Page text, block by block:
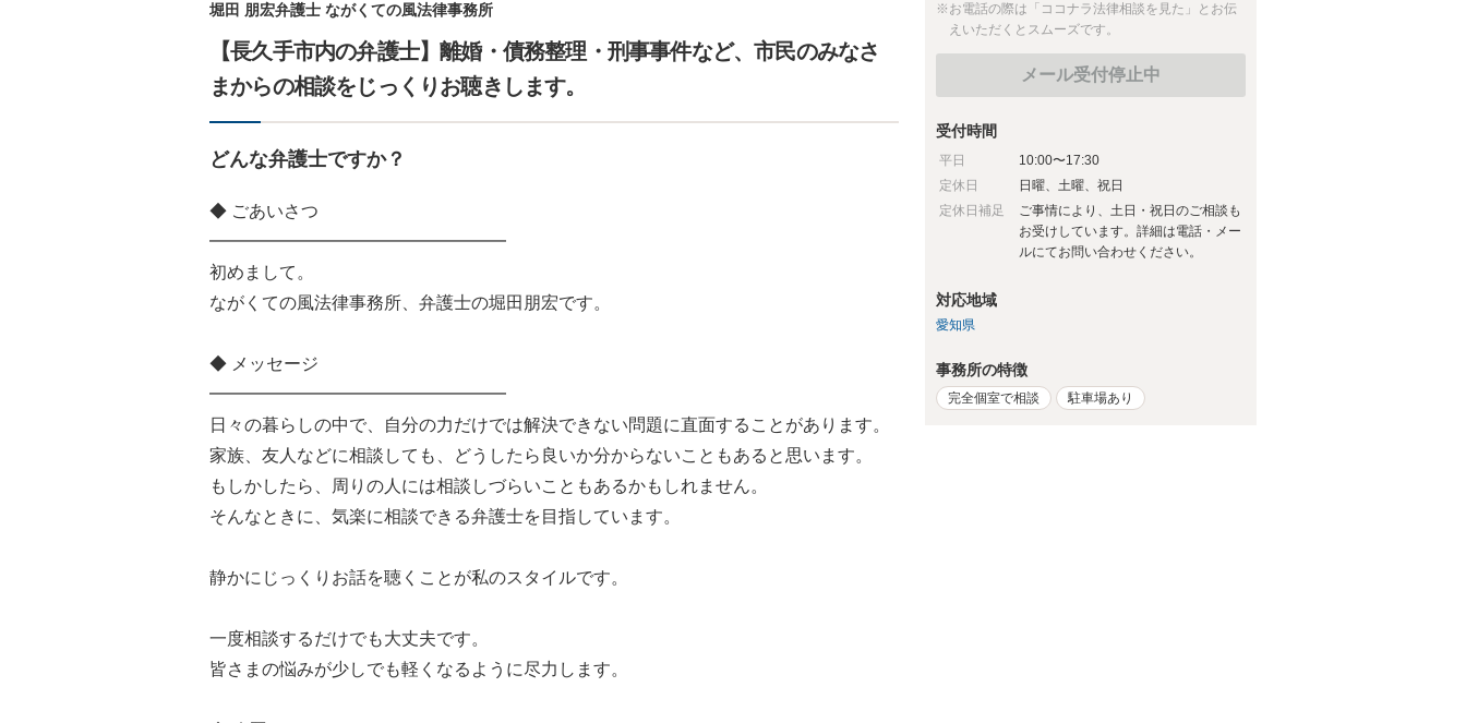
堀田 朋宏弁護士 ながくての風法律事務所
【長久手市内の弁護士】離婚・債務整理・刑事事件など、市民のみなさ
まからの相談をじっくりお聴きします。
どんな弁護士ですか？
◆ ごあいさつ
━━━━━━━━━━━━━━━━━
初めまして。
ながくての風法律事務所、弁護士の堀田朋宏です。
◆ メッセージ
━━━━━━━━━━━━━━━━━
日々の暮らしの中で、自分の力だけでは解決できない問題に直面することがあります。
家族、友人などに相談しても、どうしたら良いか分からないこともあると思います。
もしかしたら、周りの人には相談しづらいこともあるかもしれません。
そんなときに、気楽に相談できる弁護士を目指しています。
静かにじっくりお話を聴くことが私のスタイルです。
一度相談するだけでも大丈夫です。
皆さまの悩みが少しでも軽くなるように尽力します。
※お電話の際は「ココナラ法律相談を見た」とお伝
えいただくとスムーズです。
メール受付停止中
受付時間
平日
10:00〜17:30
定休日
日曜、土曜、祝日
定休日補足
ご事情により、土日・祝日のご相談も
お受けしています。詳細は電話・メー
ルにてお問い合わせください。
対応地域
愛知県
事務所の特徴
完全個室で相談 駐車場あり